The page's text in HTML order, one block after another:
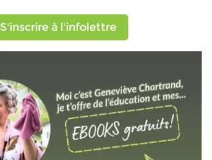
S'inscrire à l'infolettre